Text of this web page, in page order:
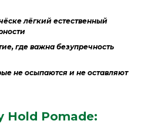
лёгкий естественный
где важна безупречность
не осыпаются и не оставляют
Hold Pomade: